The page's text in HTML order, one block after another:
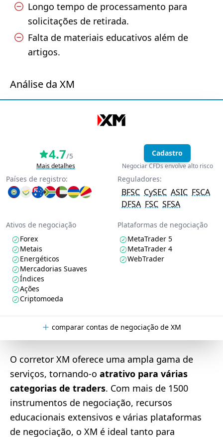
Longo tempo de processamento para
solicitações de retirada.
Falta de materiais educativos além de
artigos.
Análise da XM
4.7/5
Mais detalhes
Cadastro
Negociar CFDs envolve alto risco
Países de registro: Reguladores:
BFSC CySEC ASIC FSCA
DFSA FSC SFSA
Ativos de negociação
Forex
Metais
Energéticos
Mercadorias Suaves
Índices
Ações
Criptomoeda
Plataformas de negociação
MetaTrader 5
MetaTrader 4
WebTrader
comparar contas de negociação de XM
O corretor XM oferece uma ampla gama de
serviços, tornando-o atrativo para várias
categorias de traders. Com mais de 1500
instrumentos de negociação, recursos
educacionais extensivos e várias plataformas
de negociação, o XM é ideal tanto para